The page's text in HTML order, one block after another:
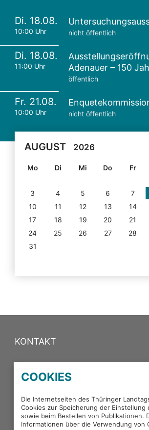
Di. 18.08.
10:00 Uhr nicht öffentlich
Di. 18.08.
11:00 Uhr
Adenauer – 150
öffentlich
Fr. 21.08.
10:00 Uhr nicht öffentlich
AUGUST 2026
Mo Di Mi Do Fr
3
4 5 6 7
10
11 12 13 14
17
18 19 20 21
24
25 26 27 28
31
KONTAKT
PORTALE DES THÜRINGER
EXTERNE LINKS
COOKIES
Die Internetseiten des Thüringer
Cookies zur Speicherung der Einstellung
sowie beim Bestellen von Publikationen.
Informationen über die Verwendung von